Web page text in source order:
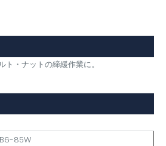
・ナットの締緩作業に。
B6-85W